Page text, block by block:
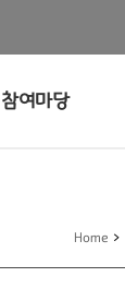
참여마당
Home >